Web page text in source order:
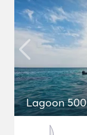
Lagoon 500